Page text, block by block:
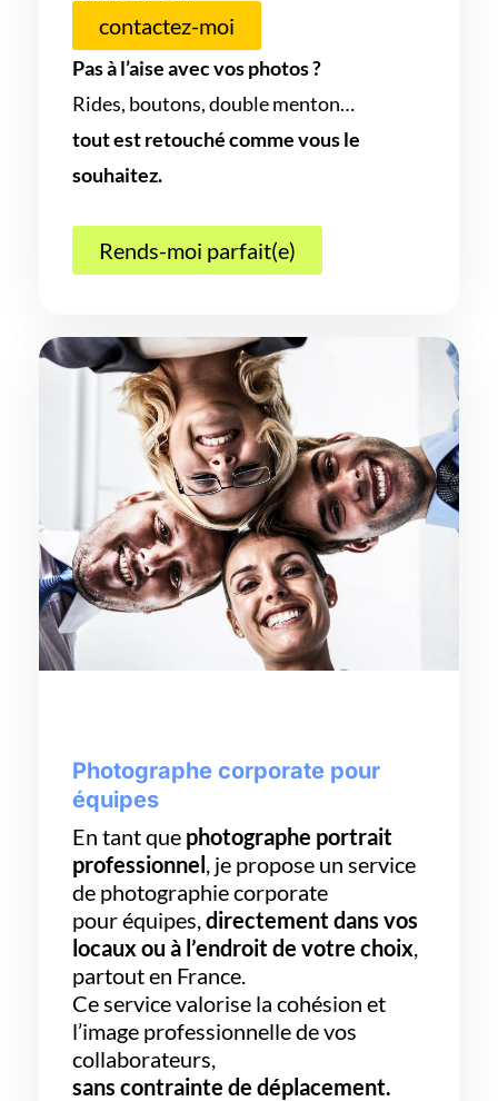
contactez-moi
Pas à l’aise avec vos photos ?
Rides, boutons, double menton…
tout est retouché comme vous le
souhaitez.
Rends-moi parfait(e)
Photographe corporate pour
équipes
En tant que photographe portrait
professionnel , je propose un service
de photographie corporate
pour équipes, directement dans vos
locaux ou à l’endroit de votre choix
partout en France.
Ce service valorise la cohésion et
l’image professionnelle de vos
collaborateurs,
sans contrainte de déplacement.